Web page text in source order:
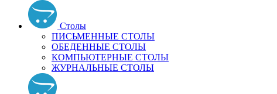
Столы
ПИСЬМЕННЫЕ СТОЛЫ
ОБЕДЕННЫЕ СТОЛЫ
КОМПЬЮТЕРНЫЕ СТОЛЫ
ЖУРНАЛЬНЫЕ СТОЛЫ